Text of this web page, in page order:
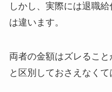
しかし、 実際には退職
は違います。
両者の金額はズレるこ
と区別しておさえなくて